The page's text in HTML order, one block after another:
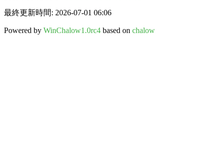
最終更新時間: 2026-07-01 06:06
Powered by WinChalow1.0rc4 based on chalow